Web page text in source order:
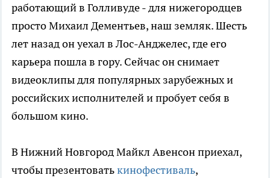
работающий в Голливуде - для нижегородцев
просто Михаил Дементьев, наш земляк. Шесть
лет назад он уехал в Лос-Анджелес, где его
карьера пошла в гору. Сейчас он снимает
видеоклипы для популярных зарубежных и
российских исполнителей и пробует себя в
большом кино.
В Нижний Новгород Майкл Авенсон приехал,
чтобы презентоватькинофестиваль,